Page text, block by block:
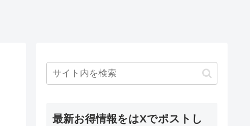
最新お得情報をはXでポストし